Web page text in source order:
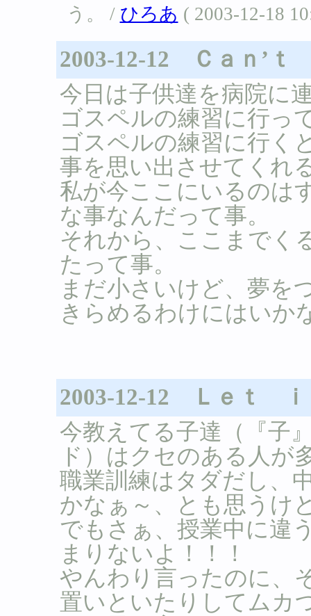
う。 / ひろあ ( 2003-12-18
2003-12-12 Ｃａｎ’
今日は子供達を病院に
ゴスペルの練習に行っ
ゴスペルの練習に行く
事を思い出させてくれ
私が今ここにいるのは
な事なんだって事。
それから、ここまでく
たって事。
まだ小さいけど、夢を
きらめるわけにはいか
2003-12-12 Ｌｅｔ
今教えてる子達（『子
ド）はクセのある人が
職業訓練はタダだし、
かなぁ～、とも思うけ
でもさぁ、授業中に違
まりないよ！！！
やんわり言ったのに、
置いといたりしてムカ